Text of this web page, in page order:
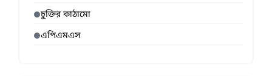
চুক্তির কাঠামো
এপিএমএস